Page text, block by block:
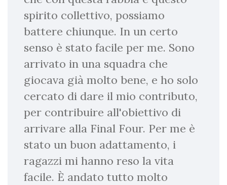
spirito collettivo, possiamo
battere chiunque. In un certo
senso è stato facile per me. Sono
arrivato in una squadra che
giocava già molto bene, e ho solo
cercato di dare il mio contributo,
per contribuire all'obiettivo di
arrivare alla Final Four. Per me è
stato un buon adattamento, i
ragazzi mi hanno reso la vita
facile. È andato tutto molto